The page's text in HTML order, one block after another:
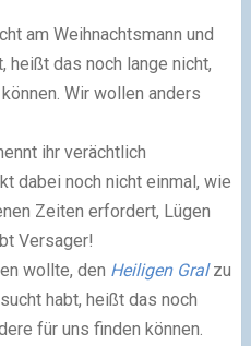
am Weihnachtsmann und
heißt das noch lange nicht,
Wir wollen anders
ihr verächtlich
dabei noch nicht einmal, wie
Zeiten erfordert, Lügen
Versager!
wollte, den Heiligen Gralzu
habt, heißt das noch
für uns finden können.